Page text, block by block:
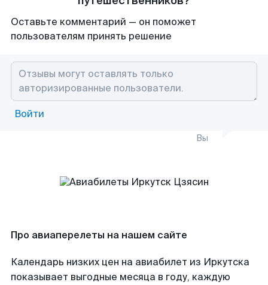
Оставьте комментарий — он поможет
пользователям принять решение
Войти
Вы
Про авиаперелеты на нашем сайте
Календарь низких цен на авиабилет из Иркутска
показывает выгодные месяца в году, каждую